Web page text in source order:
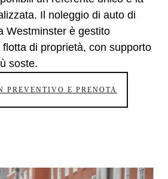
Il noleggio di auto di
Westminster è gestito
di proprietà, con supporto
soste.
PREVENTIVO E PRENOTA